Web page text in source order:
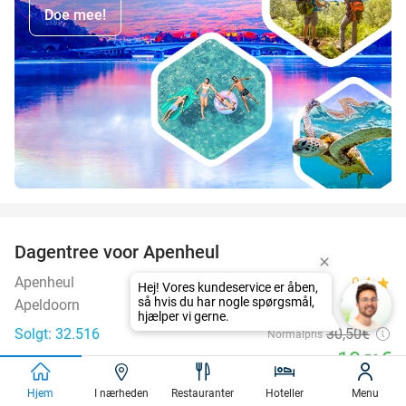
Doe mee!
Dagentree voor Apenheul
Apenheul 9.4star
Apeldoorn
Solgt: 32.516
Normalpris 30,50€
19,50€
favorite_border
Hjem I nærheden Restauranter Hoteller Menu